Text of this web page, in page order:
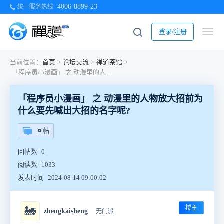
统一服务热线 4006-8899-23
登录/注册
当前位置： 首页 > 论坛交流 > 禅道茶馆 >
「程序员小漫画」 之 动漫里的人物放大招前为什么要先喊出大招的名字呢?
「程序员小漫画」 之 动漫里的人物放大招前为
什么要先喊出大招的名字呢?
回帖
回帖数 0
阅读数 1033
发表时间
2024-08-14 09:00:02
🚂 zhengkaisheng 无门派 楼主